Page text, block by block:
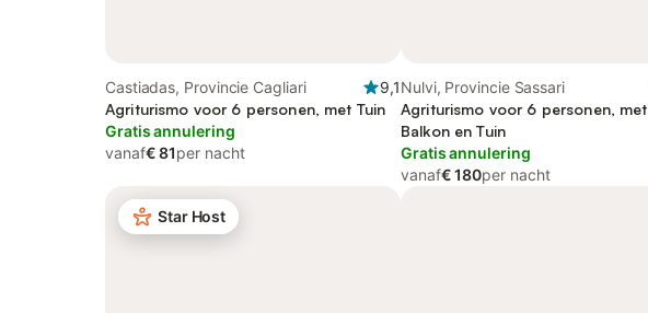
Castiadas, Provincie Cagliari
9,1
Agriturismo voor 6 personen, met Tuin
Gratis annulering
vanaf€ 81per nacht
Nulvi, Provincie Sassari
Agriturismo voor 6 personen, met
Balkon en Tuin
Gratis annulering
vanaf€ 180per nacht
Star Host